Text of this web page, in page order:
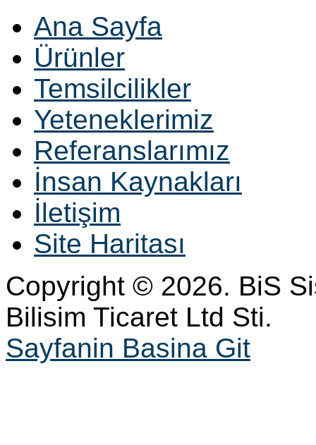
Ana Sayfa
Ürünler
Temsilcilikler
Yeteneklerimiz
Referanslarımız
İnsan Kaynakları
İletişim
Site Haritası
Copyright © 2026. BiS
Bilisim Ticaret Ltd Sti.
Sayfanin Basina Git